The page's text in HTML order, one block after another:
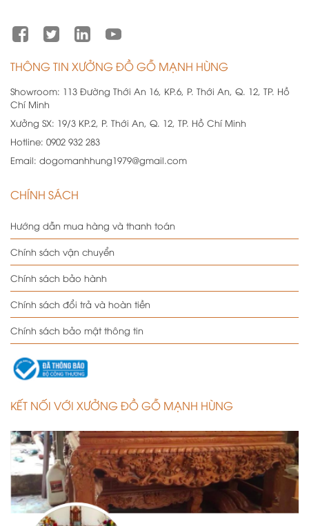
THÔNG TIN XƯỞNG ĐỒ GỖ MẠNH HÙNG
Showroom: 113 Đường Thới An 16, KP.6, P. Thới An, Q. 12, TP. Hồ
Chí Minh
Xưởng SX: 19/3 KP.2, P. Thới An, Q. 12, TP. Hồ Chí Minh
Hotline: 0902 932 283
Email: dogomanhhung1979@gmail.com
CHÍNH SÁCH
Hướng dẫn mua hàng và thanh toán
Chính sách vận chuyển
Chính sách bảo hành
Chính sách đổi trả và hoàn tiền
Chính sách bảo mật thông tin
KẾT NỐI VỚI XƯỞNG ĐỒ GỖ MẠNH HÙNG